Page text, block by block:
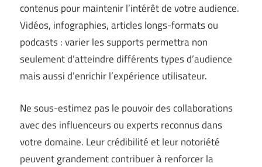
contenus pour maintenir l’intérêt de votre audience.
Vidéos, infographies, articles longs-formats ou
podcasts : varier les supports permettra non
seulement d’atteindre différents types d’audience
mais aussi d’enrichir l’expérience utilisateur.
Ne sous-estimez pas le pouvoir des collaborations
avec des influenceurs ou experts reconnus dans
votre domaine. Leur crédibilité et leur notoriété
peuvent grandement contribuer à renforcer la